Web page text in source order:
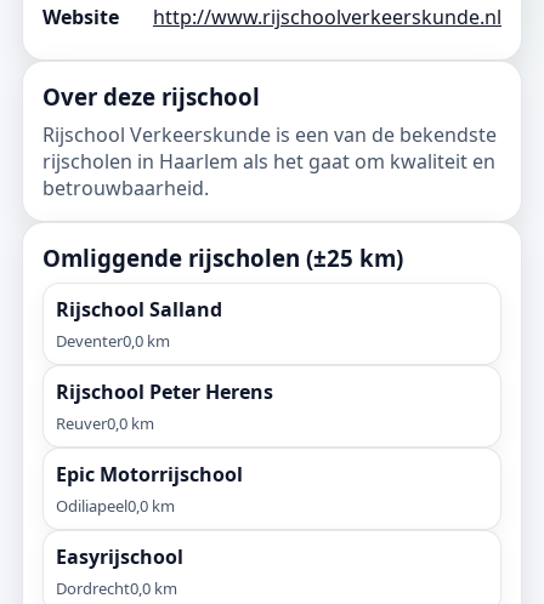
Website
http://www.rijschoolverkeerskunde.nl
Over deze rijschool
Rijschool Verkeerskunde is een van de bekendste
rijscholen in Haarlem als het gaat om kwaliteit en
betrouwbaarheid.
Omliggende rijscholen (±25 km)
Rijschool Salland
Deventer0,0 km
Rijschool Peter Herens
Reuver0,0 km
Epic Motorrijschool
Odiliapeel0,0 km
Easyrijschool
Dordrecht0,0 km